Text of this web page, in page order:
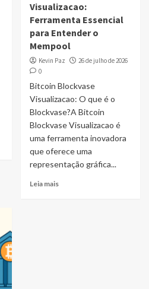
Visualizacao:
Ferramenta Essencial
para Entender o
Mempool
Kevin Paz
26 de julho de 2026
0
Bitcoin Blockvase
Visualizacao: O que é o
Blockvase?A Bitcoin
Blockvase Visualizacao é
uma ferramenta inovadora
que oferece uma
representação gráfica...
Leia mais